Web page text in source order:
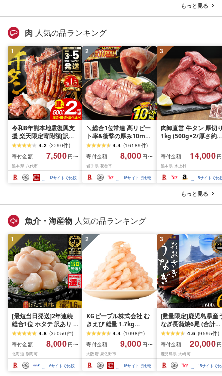
2026年発送 ]
もっと見る
肉 人気の品ランキング
1
令和8年熊本地震復興支
援 楽天限定寄附額[訳あ
り]牛タン 500g〜2kg 肉
牛肉 訳あり 牛タン 冷凍
小分け 厚切り 薄切り 食
べ比べ 500g 1kg 1.5kg
2kg 牛 人気 ビーフ 牛た
ん ふるさと納税 ランキ
4.2 (2290件)
寄付金額
7,500 円〜
熊本県 八代市
13サイトで比較
2
＼総合1位常連 高リピー
ト率&衝撃の厚み10mm
厚切り牛タン 塩味/ ≪ス
ピード発送!!10営業日以
内発送≫ 選べる内容量
500g / 1kg 定期便 毎月
届く 牛肉 肉 BBQ ふるさ
と 人気 ランキング 岩手
4.4 (16189件)
寄付金額
8,000 円〜
岩手県 花巻市
15サイトで比較
3
肉卸直営 牛タン 厚切
1kg (500g×2/厚さ約
牛肉 焼肉 冷凍 スライ
業務用 バーベキュー
BBQ おつまみ ギフト
祝い お中元 夏ギフト
寄付金額 14,000
熊本県 水上村
5サイトで比
もっと見る
魚介・海産物 人気の品ランキング
1
[最短当日発送]2年連続
総合1位 ホタテ 訳あり (
ふるさと納税 ほたて ふ
るさと納税 訳あり 帆立
ふるさと わけあり ホタ
テ貝柱 貝 人気 不揃い 刺
身 規格外 魚介 ランキン
グ 海鮮 冷凍 発送時期が
4.8 (35050件)
寄付金額
8,000 円〜
北海道 別海町
6サイトで比較
2
KGピープル株式会社 む
きえび 総量 1.7kg
(850g×2P) 特大 5Lサイ
ズ バナメイエビ バラ凍
結 下処理不要 サイズ不
揃い 訳あり
4.4 (1098件)
寄付金額
9,000 円〜
大阪府 泉佐野市
15サイトで比較
3
[数量限定]鹿児島県産
なぎ長蒲焼6尾 (合計
600g以上)4.6 (9595件)
寄付金額
20,000
鹿児島県 大崎町
15サイトで